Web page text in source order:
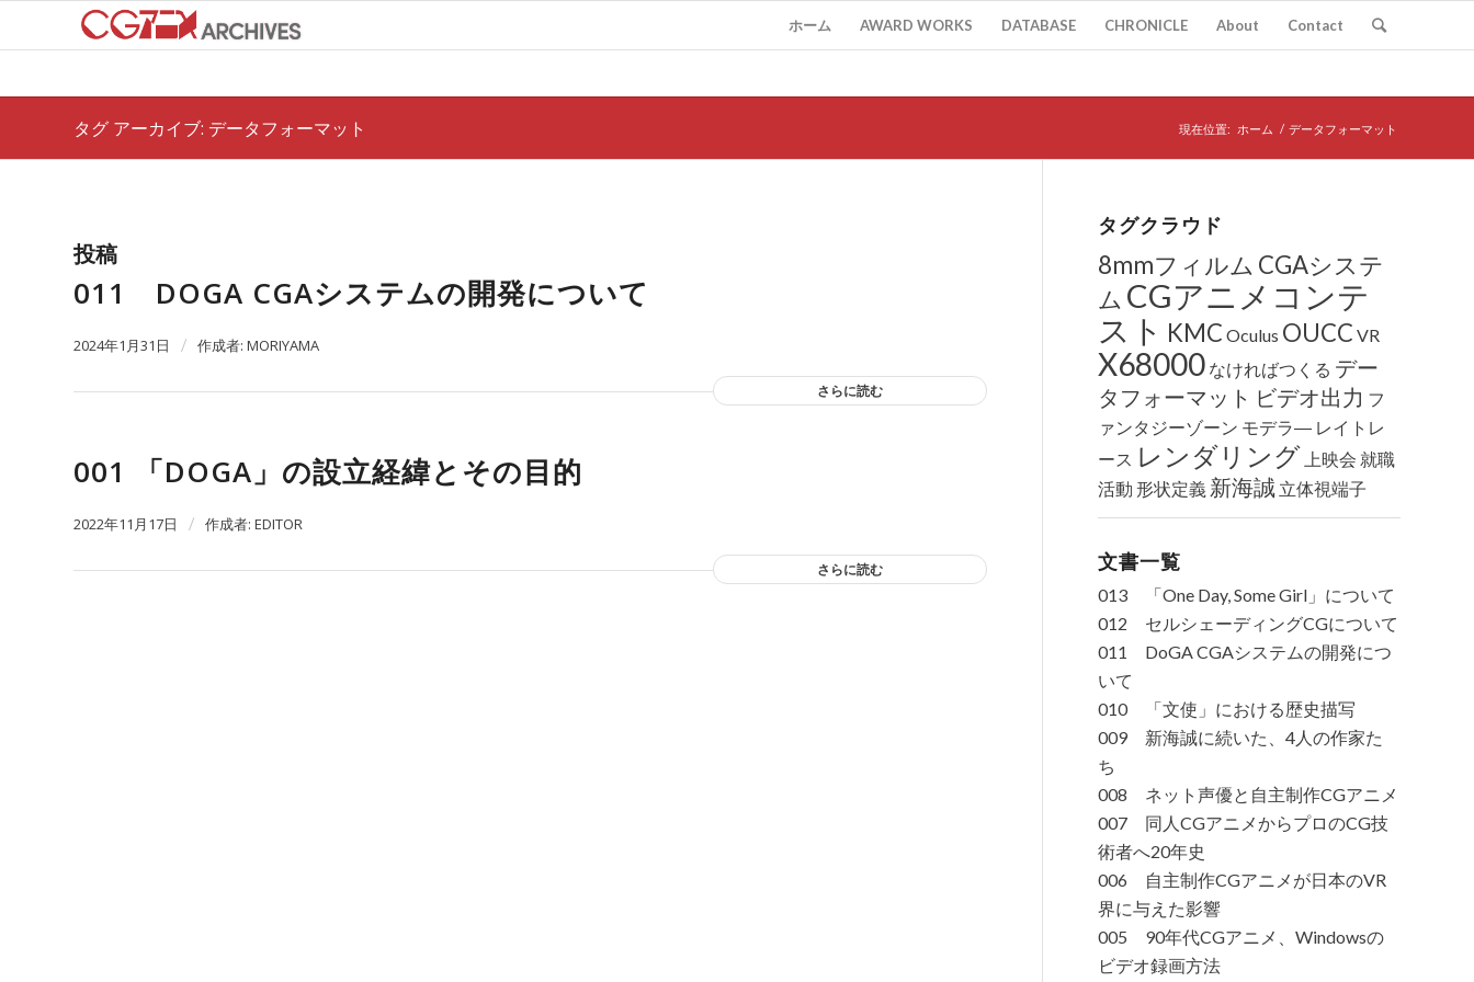
ホーム AWARD WORKS DATABASE CHRONICLE About Contact
タグ アーカイブ: データフォーマット 現在位置: ホーム / データフォーマット
投稿
011 DOGA CGAシステムの開発について
2024年1月31日 / 作成者: MORIYAMA
さらに読む
001 「DOGA」の設立経緯とその目的
2022年11月17日 / 作成者: EDITOR
さらに読む
タグクラウド
8mmフィルム CGAシステ
ム CGアニメコンテ
スト KMC Oculus OUCC VR
X68000 なければつくる デー
タフォーマット ビデオ出力 フ
ァンタジーゾーン モデラ― レイトレ
ース レンダリング 上映会 就職
活動 形状定義 新海誠 立体視端子
文書一覧
013 「One Day, Some Girl」について
012 セルシェーディングCGについて
011 DoGA CGAシステムの開発につ
いて
010 「文使」における歴史描写
009 新海誠に続いた、4人の作家た
ち
008 ネット声優と自主制作CGアニメ
007 同人CGアニメからプロのCG技
術者へ20年史
006 自主制作CGアニメが日本のVR
界に与えた影響
005 90年代CGアニメ、Windowsの
ビデオ録画方法